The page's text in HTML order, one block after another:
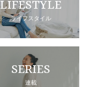
LIFESTYLE
ライフスタイル
SERIES
連載